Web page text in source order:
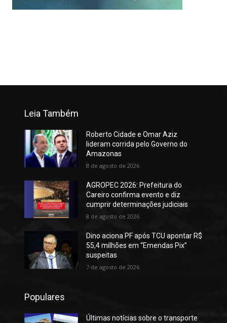
Leia Também
Roberto Cidade e Omar Aziz
lideram corrida pelo Governo do
Amazonas
8 de agosto de 2026
AGROPEC 2026: Prefeitura do
Careiro confirma evento e diz
cumprir determinações judiciais
8 de agosto de 2026
Dino aciona PF após TCU apontar R$
55,4 milhões em “Emendas Pix”
suspeitas
7 de agosto de 2026
Populares
Últimas notícias sobre o transporte